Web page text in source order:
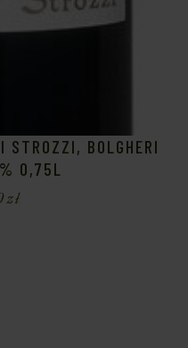
STROZZI, BOLGHERI
0,75L
zł